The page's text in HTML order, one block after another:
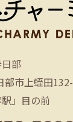
部
市上蛭田
」目の前